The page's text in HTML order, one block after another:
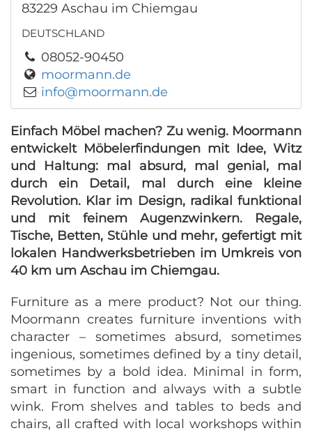
83229 Aschau im Chiemgau
DEUTSCHLAND
08052-90450
moormann.de
info@moormann.de
Einfach Möbel machen? Zu wenig. Moormann
entwickelt Möbelerfindungen mit Idee, Witz
und Haltung: mal absurd, mal genial, mal
durch ein Detail, mal durch eine kleine
Revolution. Klar im Design, radikal funktional
und mit feinem Augenzwinkern. Regale,
Tische, Betten, Stühle und mehr, gefertigt mit
lokalen Handwerksbetrieben im Umkreis von
40 km um Aschau im Chiemgau.
Furniture as a mere product? Not our thing.
Moormann creates furniture inventions with
character – sometimes absurd, sometimes
ingenious, sometimes defined by a tiny detail,
sometimes by a bold idea. Minimal in form,
smart in function and always with a subtle
wink. From shelves and tables to beds and
chairs, all crafted with local workshops within